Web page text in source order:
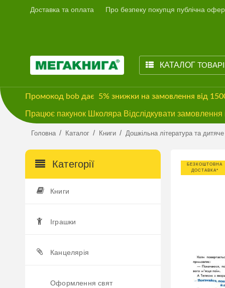
Доставка та оплата Про безпеку покупця публічна
КАТАЛОГ
Промокод bob дає 5% знижки на замовлення від
Працює пакунок Школяра Відслідкувати
Головна / Каталог / Книги / Дошкільна література та
Категорії
Книги
Іграшки
Канцелярія
Оформлення свят
БЕЗКОШТОВНА
ДОСТАВКА*